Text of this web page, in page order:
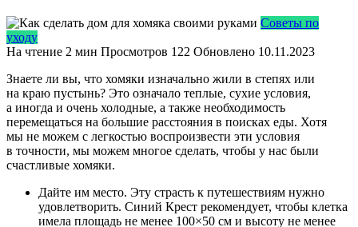
Советы по
уходу
На чтение 2 мин Просмотров 122 Обновлено 10.11.2023
Знаете ли вы, что хомяки изначально жили в степях или
на краю пустынь? Это означало теплые, сухие условия,
а иногда и очень холодные, а также необходимость
перемещаться на большие расстояния в поисках еды. Хотя
мы не можем с легкостью воспроизвести эти условия
в точности, мы можем многое сделать, чтобы у нас были
счастливые хомяки.
Дайте им место. Эту страсть к путешествиям нужно
удовлетворить. Синий Крест рекомендует, чтобы клетка
имела площадь не менее 100×50 см и высоту не менее